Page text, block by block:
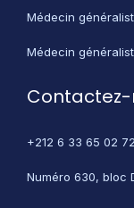
Médecin
Médecin
+212 6 33 65 02 72
Numéro 630, bloc